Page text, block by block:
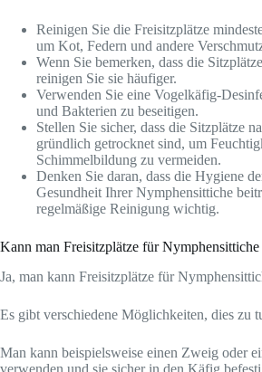
Reinigen Sie die Freisitzplätze
um Kot, Federn und andere
Wenn Sie bemerken, dass die
reinigen Sie sie häufiger.
Verwenden Sie eine Vogelkäfig-
und Bakterien zu beseitigen.
Stellen Sie sicher, dass die Sitzplätze
gründlich getrocknet sind, um
Schimmelbildung zu vermeiden.
Denken Sie daran, dass die Hygiene
Gesundheit Ihrer Nymphensittiche
regelmäßige Reinigung wichtig.
Kann man Freisitzplätze für Nymphensittiche
Ja, man kann Freisitzplätze für
Es gibt verschiedene Möglichkeiten, dies zu
Man kann beispielsweise einen Zweig oder
verwenden und sie sicher in den Käfig